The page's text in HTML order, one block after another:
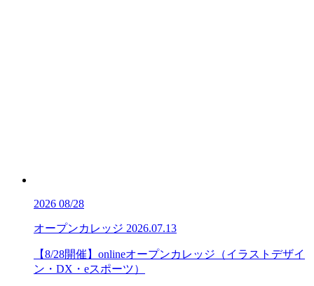
2026 08/28
オープンカレッジ 2026.07.13
【8/28開催】onlineオープンカレッジ（イラストデザイ
ン・DX・eスポーツ）